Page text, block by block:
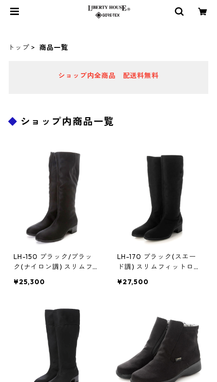
トップ 商品一覧
ショップ内全商品 配送料無料
ショップ内商品一覧
LH-150 ブラック/ブラッ
ク(ナイロン調) スリムフ
テックス(透湿防水)
¥25,300
LH-170 ブラック(スエー
ド調) スリムフィットロン
湿防水)
¥27,500